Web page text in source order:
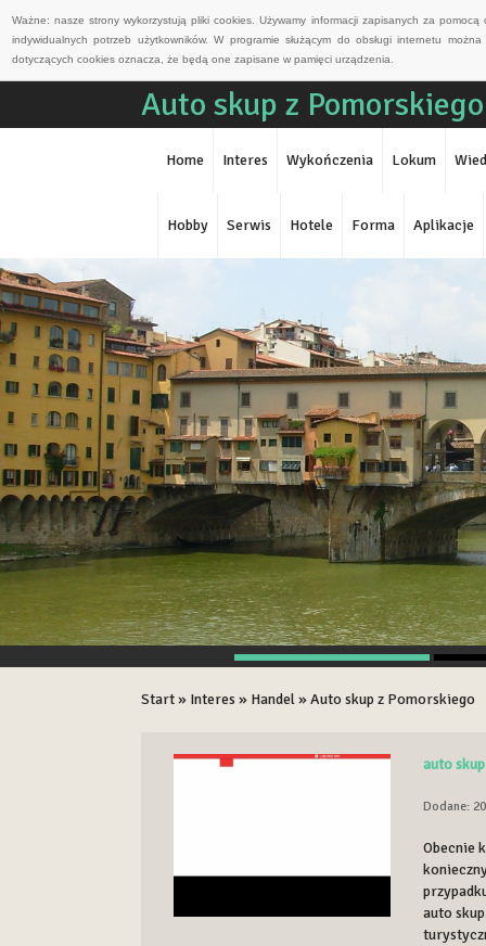
Ważne: nasze strony wykorzystują pliki cookies. Używamy informacji zapisanych za
indywidualnych potrzeb użytkowników. W programie służącym do obsługi internetu
dotyczących cookies oznacza, że będą one zapisane w pamięci urządzenia.
Auto skup z Pomorskiego
Home Interes Wykończenia Lokum
Hobby Serwis Hotele Forma Aplikacje
Start» Interes » Handel»Auto skup z Pomorskiego
auto
Dodane:
Obecnie
auto